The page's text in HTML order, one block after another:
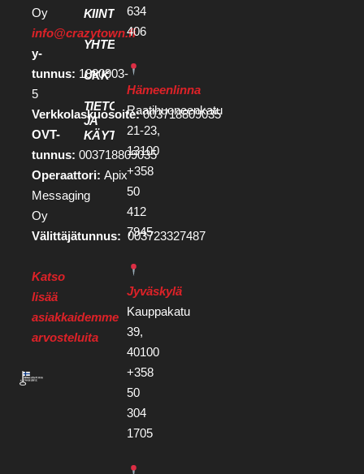
Oy
info@crazytown.fi
y-
tunnus: 1880903-
5
Verkkolaskuosoite:003718809035
OVT-
tunnus: 003718809035
Operaattori: Apix
Messaging
Oy
Välittäjätunnus: 003723327487
Katso
lisää
asiakkaidemme
arvosteluita
KIINTEISTÖKEHITTÄJILLE
YHTEYSTIEDOT
UKK
TIETOSUOJA
JA
KÄYTTÖEHDOT
634
406
Hämeenlinna
Raatihuoneenkatu
21-23,
13100
+358
50
412
7945
Jyväskylä
Kauppakatu
39,
40100
+358
50
304
1705